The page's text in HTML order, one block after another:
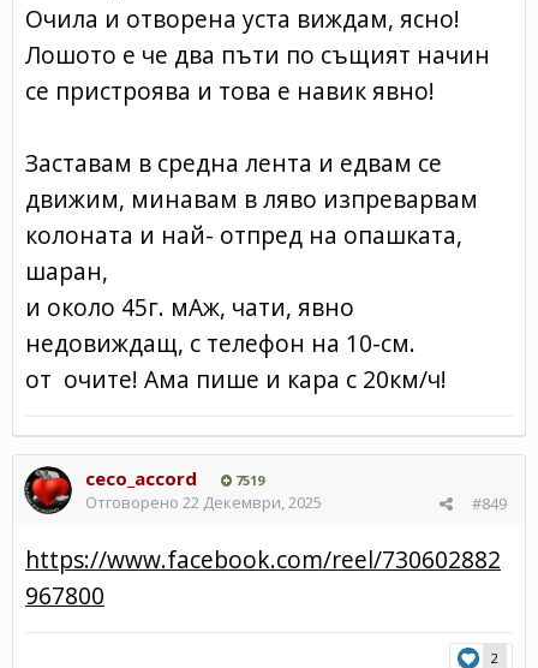
Очила и отворена уста виждам, ясно!
Лошото е че два пъти по същият начин
се пристроява и това е навик явно!
Заставам в средна лента и едвам се
движим, минавам в ляво изпреварвам
колоната и най- отпред на опашката,
шаран,
и около 45г. мАж, чати, явно
недовиждащ, с телефон на 10-см.
от очите! Ама пише и кара с 20км/ч!
ceco_accord 7519
#849
Отговорено 22 Декември, 2025
https://www.facebook.com/reel/730602882
967800
2